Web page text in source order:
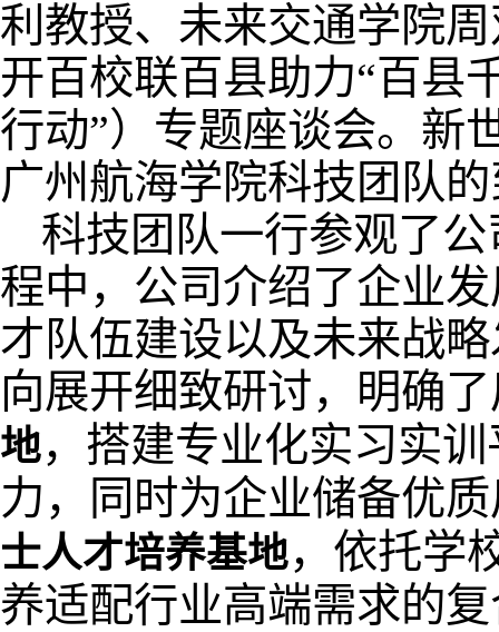
利教授、未来交通学院
开百校联百县助力“百县
行动”）专题座谈会。新
广州航海学院科技团队
科技团队一行参观了
程中，公司介绍了企业
才队伍建设以及未来战
向展开细致研讨，明确
地，搭建专业化实习实
力，同时为企业储备优
士人才培养基地，依托学
养适配行业高端需求的